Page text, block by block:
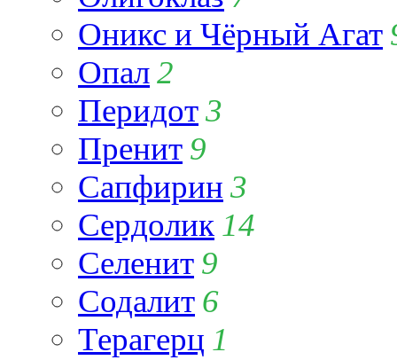
Оникс и Чёрный Агат
Опал2
Перидот3
Пренит 9
Сапфирин 3
Сердолик 14
Селенит 9
Содалит 6
Терагерц 1